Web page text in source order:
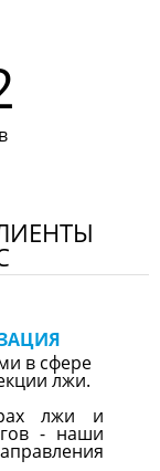
в сфере
лжи.
лжи и
- наши